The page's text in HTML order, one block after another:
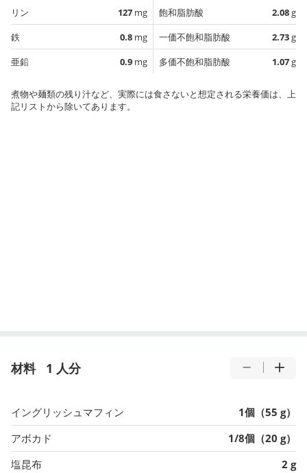
リン
127 mg
鉄
0.8 mg
亜鉛
0.9 mg
飽和脂肪酸
2.08g
一価不飽和脂肪酸
2.73g
多価不飽和脂肪酸
1.07g
煮物や麺類の残り汁など、実際には食さないと想定される栄養価は、上
記リストから除いてあります。
材料 1 人分
イングリッシュマフィン
1個（55 g）
アボカド
1/8個（20 g）
塩昆布
2 g